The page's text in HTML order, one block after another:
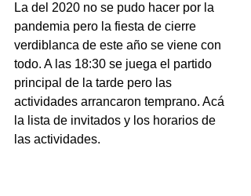
La del 2020 no se pudo hacer por la
pandemia pero la fiesta de cierre
verdiblanca de este año se viene con
todo. A las 18:30 se juega el partido
principal de la tarde pero las
actividades arrancaron temprano. Acá
la lista de invitados y los horarios de
las actividades.